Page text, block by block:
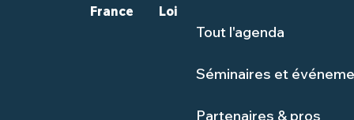
Tout l'agenda
Séminaires et
Partenaires & pros
France
Loire-Atlantique